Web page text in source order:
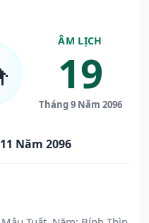
ÂM LỊCH
19
Tháng 9 Năm 2096
Năm 2096